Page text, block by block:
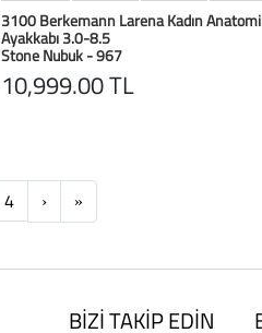
HIZLI BAK Favorilerim
3100 Berkemann Larena Kadın
Ayakkabı 3.0-8.5
Stone Nubuk - 967
10,999.00 TL
4 ›Next»
BİZİ TAKİP EDİN